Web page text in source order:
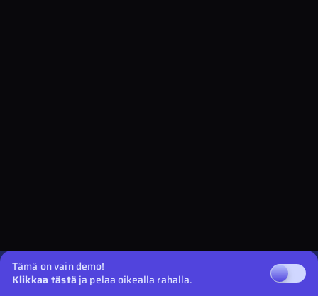
Tämä on vain demo!
Klikkaa tästä ja pelaa oikealla rahalla.